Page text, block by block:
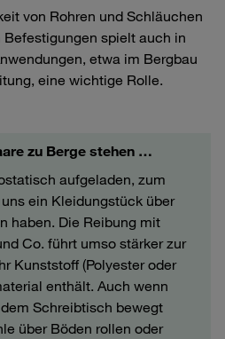
von Rohren und Schläuchen
spielt auch in
etwa im Bergbau
eine wichtige Rolle.
zu Berge stehen …
aufgeladen, zum
ein Kleidungstück über
haben. Die Reibung mit
Co. führt umso stärker zur
Kunststoff (Polyester oder
enthält. Auch wenn
Schreibtisch bewegt
über Böden rollen oder